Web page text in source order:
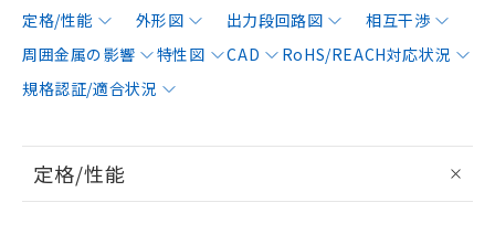
定格/性能 外形図 出力段回路図
相互干渉
周囲金属の影響
特性図 CAD
RoHS/REACH対応状況
規格認証/適合状況
定格/性能